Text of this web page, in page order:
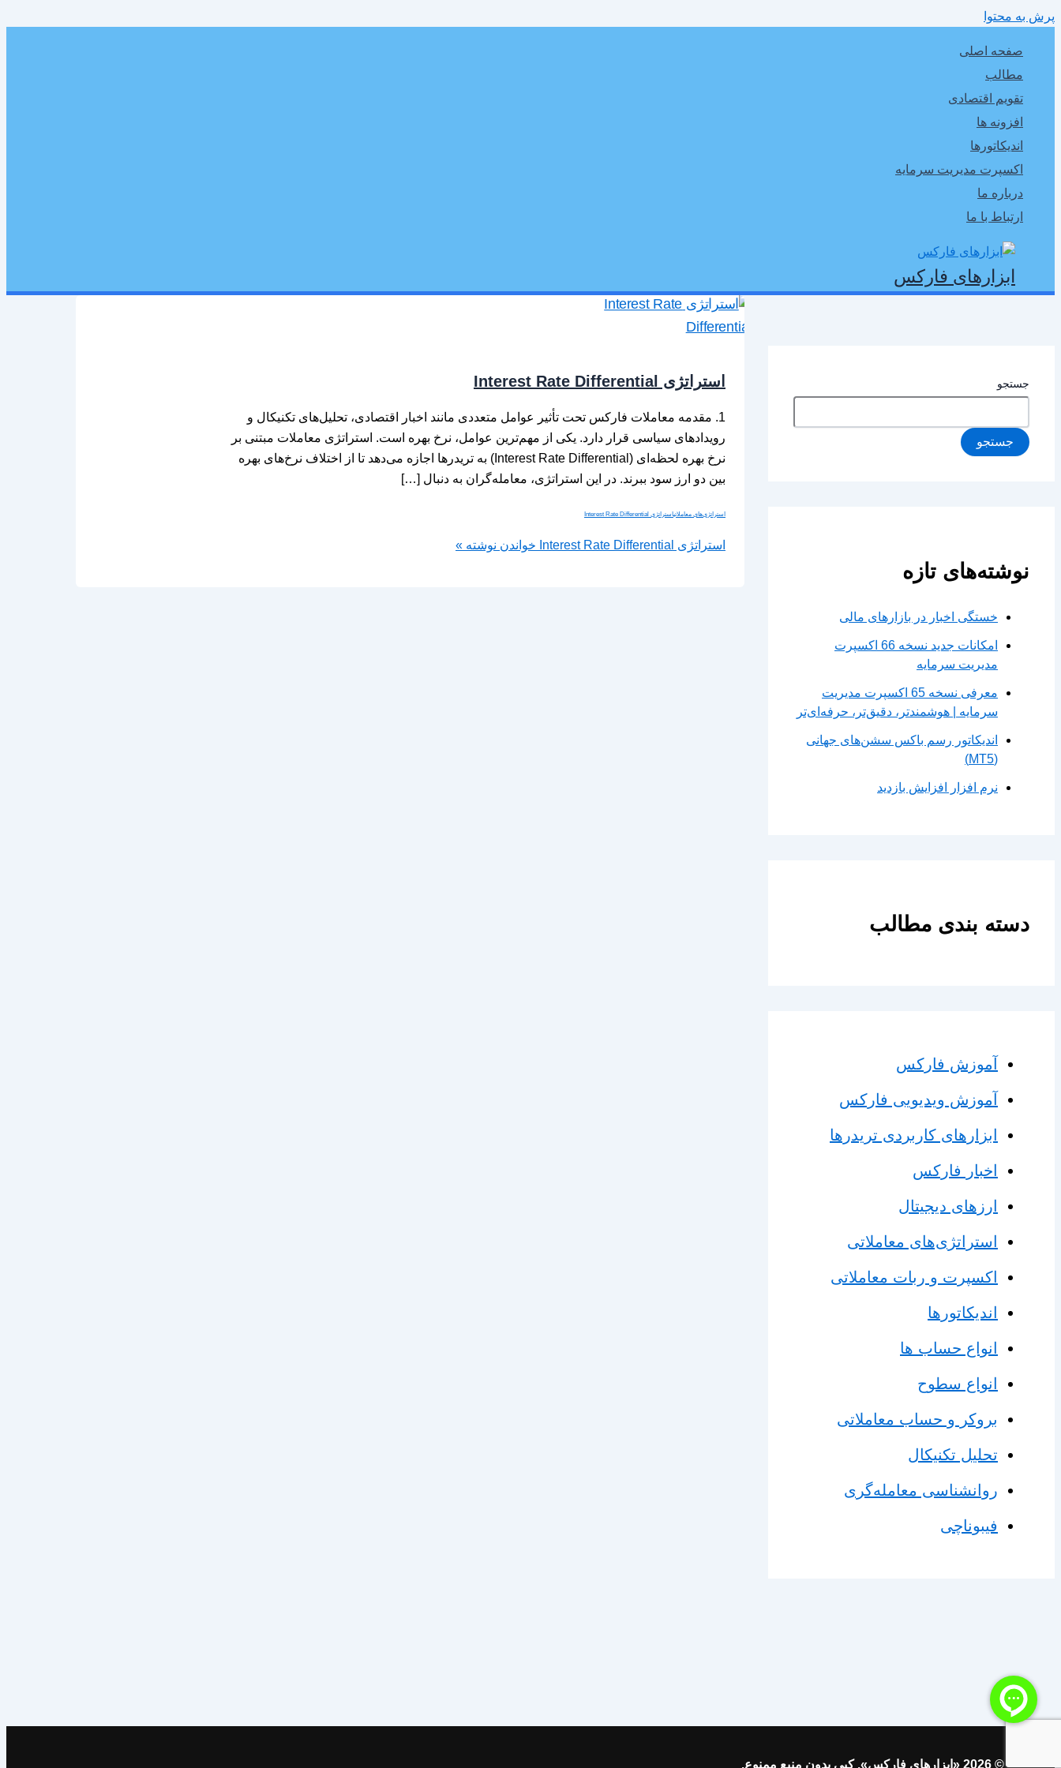
پرش به محتوا
صفحه اصلی
مطالب
تقویم اقتصادی
افزونه ها
اندیکاتورها
اکسپرت مدیریت سرمایه
درباره ما
ارتباط با ما
ابزارهای فارکس
جستجو
جستجو
نوشته‌های تازه
خستگی اخبار در بازارهای مالی
امکانات جدید نسخه 66 اکسپرت
مدیریت سرمایه
معرفی نسخه 65 اکسپرت مدیریت
سرمایه | هوشمندتر، دقیق‌تر، حرفه‌ای‌تر
اندیکاتور رسم باکس سشن‌های جهانی
(MT5)
نرم افزار افزایش بازدید
دسته بندی مطالب
آموزش فارکس
آموزش ویدیویی فارکس
ابزارهای کاربردی تریدرها
اخبار فارکس
ارزهای دیجیتال
استراتژی‌های معاملاتی
اکسپرت و ربات معاملاتی
اندیکاتورها
انواع حساب ها
انواع سطوح
بروکر و حساب معاملاتی
تحلیل تکنیکال
روانشناسی معامله‌گری
فیبوناچی
استراتژی Interest Rate Differential
1. مقدمه معاملات فارکس تحت تأثیر عوامل متعددی مانند اخبار اقتصادی، تحلیل‌های تکنیکال و
رویدادهای سیاسی قرار دارد. یکی از مهم‌ترین عوامل، نرخ بهره است. استراتژی معاملات مبتنی بر
نرخ بهره لحظه‌ای (Interest Rate Differential) به تریدرها اجازه می‌دهد تا از اختلاف نرخ‌های بهره
بین دو ارز سود ببرند. در این استراتژی، معامله‌گران به دنبال […]
استراتژی‌های معاملاتیاستراتژی Interest Rate Differential
استراتژی Interest Rate Differential خواندن نوشته »
© 2026 «ابزارهای فارکس». کپی بدون منبع ممنوع.